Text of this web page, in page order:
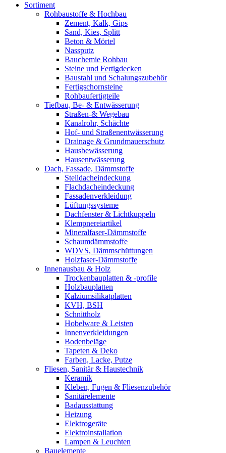
Sortiment
Rohbaustoffe & Hochbau
Zement, Kalk, Gips
Sand, Kies, Splitt
Beton & Mörtel
Nassputz
Bauchemie Rohbau
Steine und Fertigdecken
Baustahl und Schalungszubehör
Fertigschornsteine
Rohbaufertigteile
Tiefbau, Be- & Entwässerung
Straßen-& Wegebau
Kanalrohr, Schächte
Hof- und Straßenentwässerung
Drainage & Grundmauerschutz
Hausbewässerung
Hausentwässerung
Dach, Fassade, Dämmstoffe
Steildacheindeckung
Flachdacheindeckung
Fassadenverkleidung
Lüftungssysteme
Dachfenster & Lichtkuppeln
Klempnereiartikel
Mineralfaser-Dämmstoffe
Schaumdämmstoffe
WDVS, Dämmschüttungen
Holzfaser-Dämmstoffe
Innenausbau & Holz
Trockenbauplatten & -profile
Holzbauplatten
Kalziumsilikatplatten
KVH, BSH
Schnittholz
Hobelware & Leisten
Innenverkleidungen
Bodenbeläge
Tapeten & Deko
Farben, Lacke, Putze
Fliesen, Sanitär & Haustechnik
Keramik
Kleben, Fugen & Fliesenzubehör
Sanitärelemente
Badausstattung
Heizung
Elektrogeräte
Elektroinstallation
Lampen & Leuchten
Bauelemente